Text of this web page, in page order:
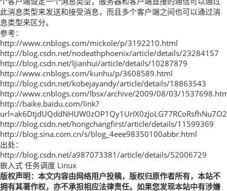
此消息类型来发送和接受消息，而且多个客户端之间也可以通过消
息类型来区分。
参考：
http://www.cnblogs.com/mickole/p/3192210.html
http://blog.csdn.net/nodeathphoenix/article/details/23284157
http://blog.csdn.net/ljianhui/article/details/10287879
http://www.cnblogs.com/kunhu/p/3608589.html
http://blog.csdn.net/kobejayandy/article/details/18863543
http://www.cnblogs.com/lbsx/archive/2009/08/03/
http://baike.baidu.com/link?
http://blog.csdn.net/hongchangfirst/article/details/11599369
http://blog.sina.com.cn/s/blog_4eee98350100abbr.html
出处：
http://blog.csdn.net/a987073381/article/details/52006729
嵌入式 任务调度 Linux
版权声明：本文内容由网络用户投稿，版权归原作者所有，本站不
拥有其著作权，亦不承担相应法律责任。如果您发现本站中有涉嫌